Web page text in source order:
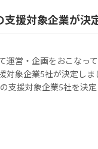
支援対象企業が決
運営・企画をおこなっ
対象企業5社が決定し
支援対象企業5社を決